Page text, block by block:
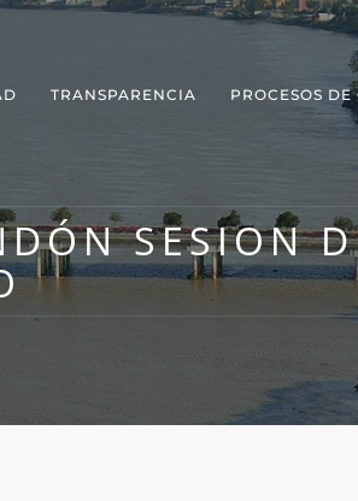
TRANSPARENCIA PROCESOS
SESION